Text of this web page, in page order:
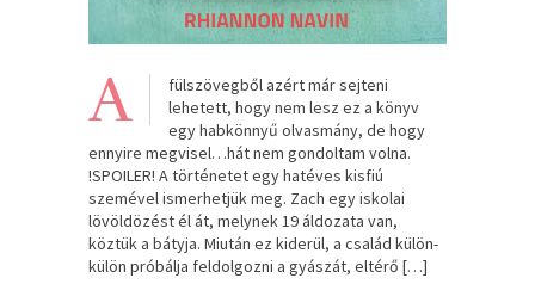
A
fülszövegből azért már sejteni
lehetett, hogy nem lesz ez a könyv
egy habkönnyű olvasmány, de hogy
ennyire megvisel…hát nem gondoltam volna.
!SPOILER! A történetet egy hatéves kisfiú
szemével ismerhetjük meg. Zach egy iskolai
lövöldözést él át, melynek 19 áldozata van,
köztük a bátyja. Miután ez kiderül, a család külön-
külön próbálja feldolgozni a gyászát, eltérő […]